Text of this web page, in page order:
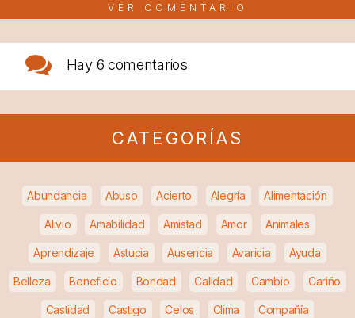
VER COMENTARIO
Hay 6 comentarios
CATEGORÍAS
Abundancia Abuso Acierto Alegría Alimentación
Alivio Amabilidad Amistad Amor Animales
Aprendizaje Astucia Ausencia Avaricia Ayuda
Belleza Beneficio Bondad Calidad Cambio Cariño
Castidad Castigo Celos Clima Compañía